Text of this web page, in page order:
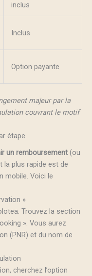
inclus
Inclus
Option payante
majeur par la
couvrant le motif
étape
un remboursement (ou
la plus rapide est de
mobile. Voici le
»
Trouvez la section
». Vous aurez
(PNR) et du nom de
cherchez l’option